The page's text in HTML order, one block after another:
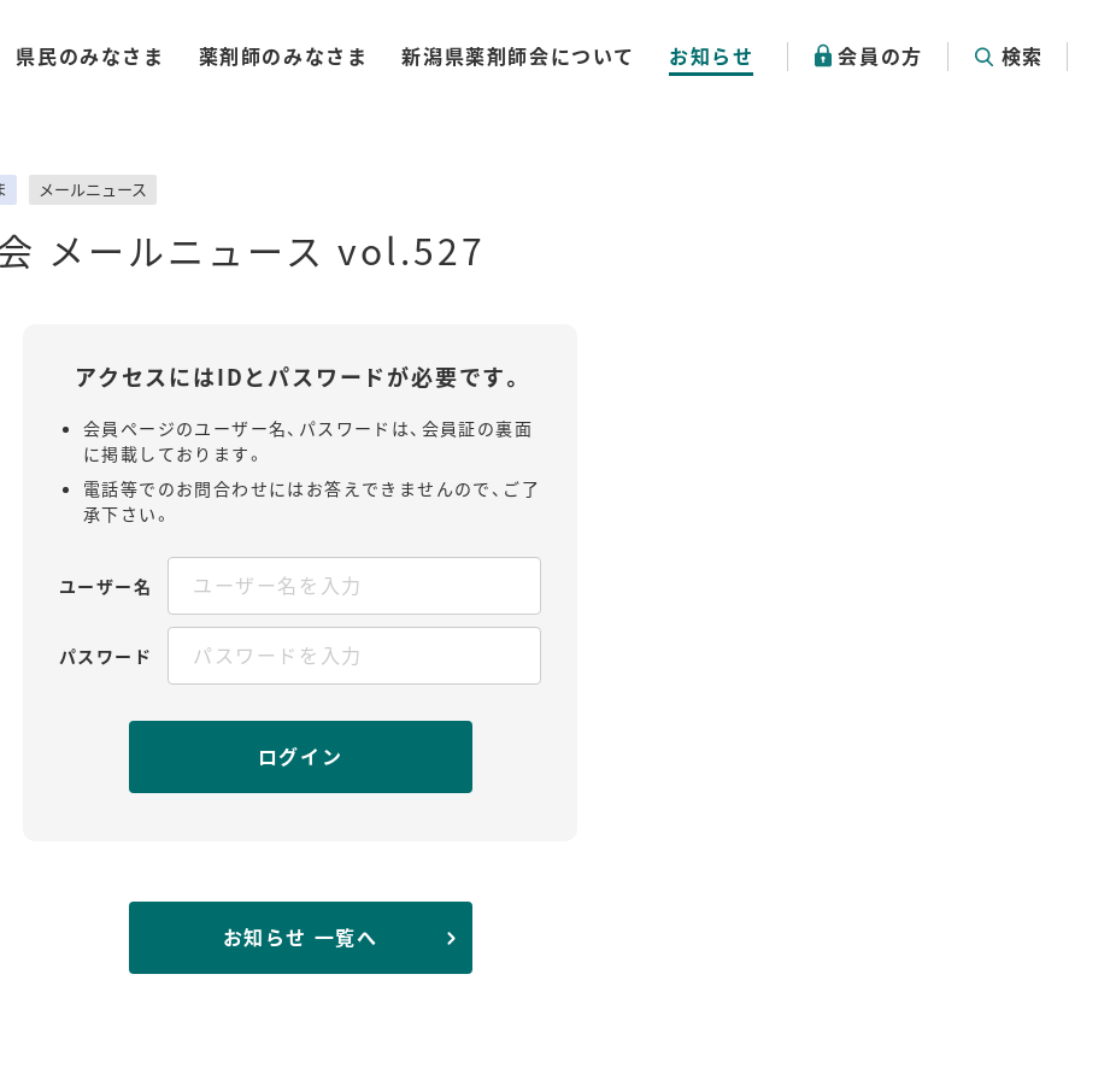
県民のみなさま 薬剤師のみなさま 新潟県薬剤師会について お知らせ 会員の方 検索
メールニュース vol.527
メールニュース
アクセスにはIDとパスワードが必要です。
会員ページのユーザー名、パスワードは、会員証の裏面
に掲載しております。
電話等でのお問合わせにはお答えできませんので、ご了
承下さい。
ユーザー名
パスワード
お知らせ 一覧へ